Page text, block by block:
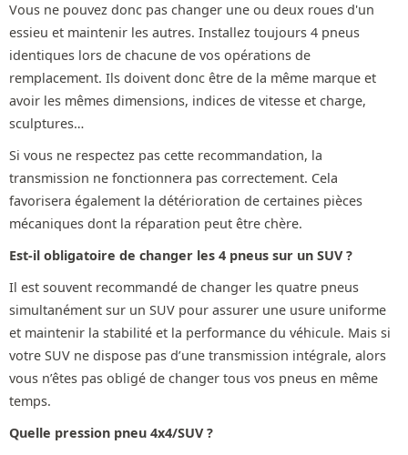
Vous ne pouvez donc pas changer une ou deux roues d'un
essieu et maintenir les autres. Installez toujours 4 pneus
identiques lors de chacune de vos opérations de
remplacement. Ils doivent donc être de la même marque et
avoir les mêmes dimensions, indices de vitesse et charge,
sculptures…
Si vous ne respectez pas cette recommandation, la
transmission ne fonctionnera pas correctement. Cela
favorisera également la détérioration de certaines pièces
mécaniques dont la réparation peut être chère.
Est-il obligatoire de changer les 4 pneus sur un SUV ?
Il est souvent recommandé de changer les quatre pneus
simultanément sur un SUV pour assurer une usure uniforme
et maintenir la stabilité et la performance du véhicule. Mais si
votre SUV ne dispose pas d’une transmission intégrale, alors
vous n’êtes pas obligé de changer tous vos pneus en même
temps.
Quelle pression pneu 4x4/SUV ?